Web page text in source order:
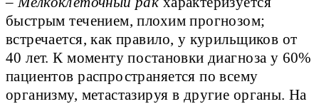
быстрым течением, плохим прогнозом;
встречается, как правило, у курильщиков от
40 лет. К моменту постановки диагноза у 60%
пациентов распространяется по всему
организму, метастазируя в другие органы. На